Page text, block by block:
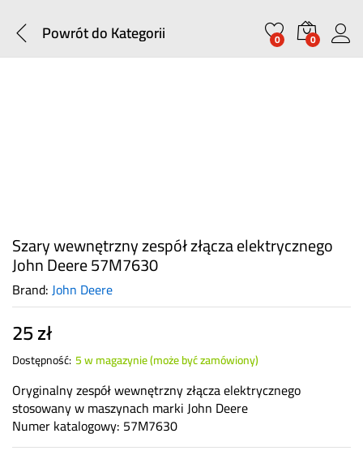
Powrót doKategorii 0 0
Szary wewnętrzny zespół złącza elektrycznego
John Deere 57M7630
Brand:John Deere
25zł
Dostępność:5 w magazynie (może być zamówiony)
Oryginalny zespół wewnętrzny złącza elektrycznego
stosowany w maszynach marki John Deere
Numer katalogowy: 57M7630